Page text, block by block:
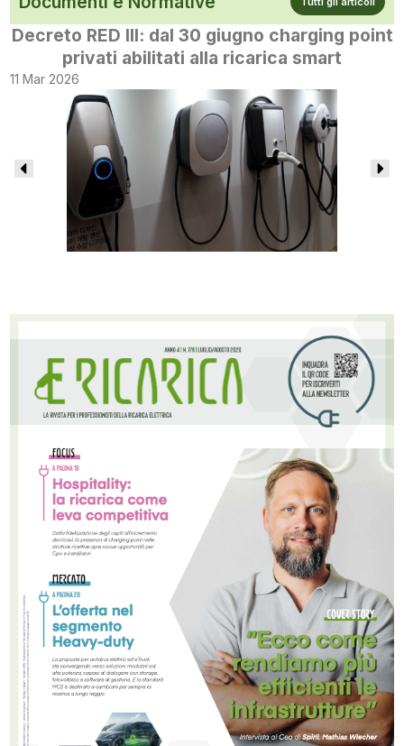
Decreto RED III: dal 30 giugno charging point
privati abilitati alla ricarica smart
11 Mar 2026